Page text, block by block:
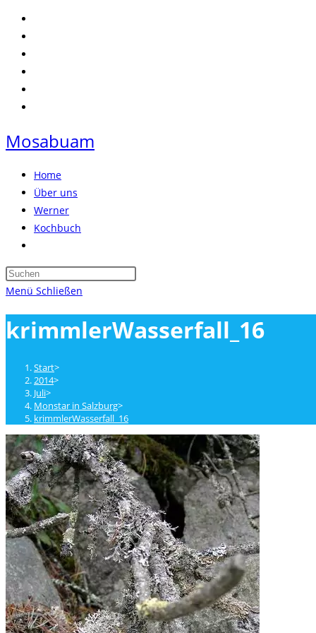
Zum
Inhalt
springen
Mosabuam
Home
Über uns
Werner
Kochbuch
umschalten
Press
close
the
Menü Schließen
krimmlerWasserfall_16
Start>
2014>
Juli>
Monstar in Salzburg>
krimmlerWasserfall_16